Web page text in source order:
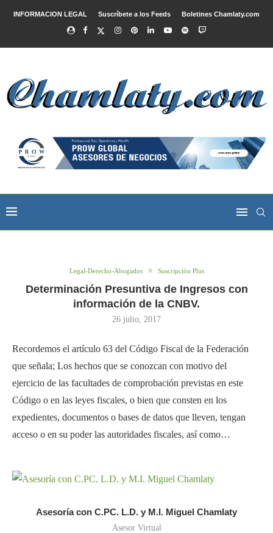
INFORMACION LEGAL Suscríbete a los Feeds Boletines Chamlaty.com
Legal-Derecho-Abogados Suscripción Plus
Determinación Presuntiva de Ingresos con
información de la CNBV.
26 julio, 2017
Recordemos el artículo 63 del Código Fiscal de la Federación
que señala; Los hechos que se conozcan con motivo del
ejercicio de las facultades de comprobación previstas en este
Código o en las leyes fiscales, o bien que consten en los
expedientes, documentos o bases de datos que lleven, tengan
acceso o en su poder las autoridades fiscales, así como…
Asesoría con C.PC. L.D. y M.I. Miguel Chamlaty
Asesor Virtual